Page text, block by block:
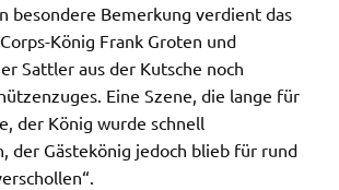
besondere Bemerkung verdient das
König Frank Groten und
Sattler aus der Kutsche noch
Eine Szene, die lange für
der König wurde schnell
der Gästekönig jedoch blieb für rund